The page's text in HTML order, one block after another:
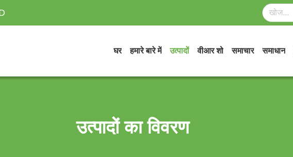
घर हमारे बारे में उत्पादों वीआर शो समाचार समाधान
उत्पादों का विवरण